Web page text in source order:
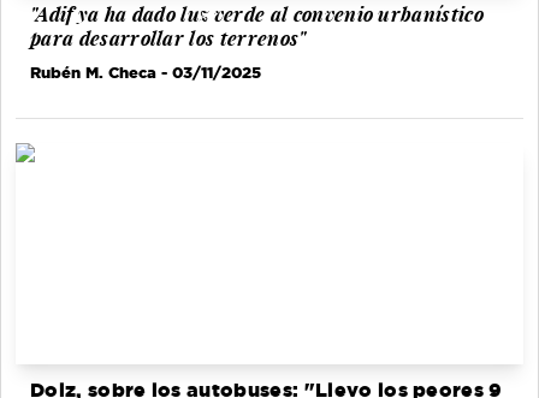
"Adif ya ha dado luz verde al convenio urbanístico
para desarrollar los terrenos"
Rubén M. Checa - 03/11/2025
Dolz, sobre los autobuses: "Llevo los peores 9